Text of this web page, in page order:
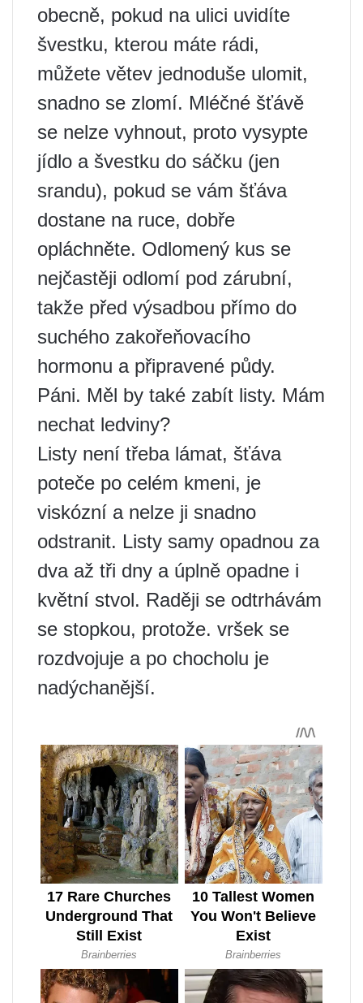
obecně, pokud na ulici uvidíte
švestku, kterou máte rádi,
můžete větev jednoduše ulomit,
snadno se zlomí. Mléčné šťávě
se nelze vyhnout, proto vysypte
jídlo a švestku do sáčku (jen
srandu), pokud se vám šťáva
dostane na ruce, dobře
opláchněte. Odlomený kus se
nejčastěji odlomí pod zárubní,
takže před výsadbou přímo do
suchého zakořeňovacího
hormonu a připravené půdy.
Páni. Měl by také zabít listy. Mám
nechat ledviny?
Listy není třeba lámat, šťáva
poteče po celém kmeni, je
viskózní a nelze ji snadno
odstranit. Listy samy opadnou za
dva až tři dny a úplně opadne i
květní stvol. Raději se odtrhávám
se stopkou, protože. vršek se
rozdvojuje a po chocholu je
nadýchanější.